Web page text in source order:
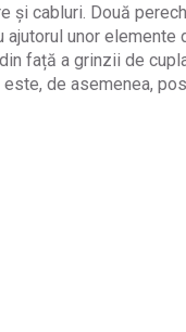
și cabluri. Două
unor elemente
față a grinzii de
de asemenea,